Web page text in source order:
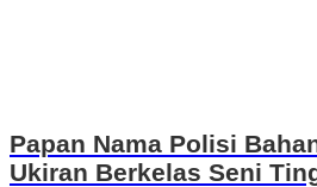
Papan Nama Polisi
Ukiran Berkelas Seni